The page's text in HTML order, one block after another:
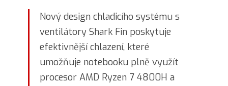
Nový design chladicího systému s
ventilátory Shark Fin poskytuje
efektivnější chlazení, které
umožňuje notebooku plně využít
procesor AMD Ryzen 7 4800H a